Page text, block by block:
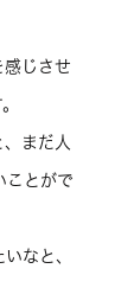
感じさせ
まだ人
ことがで
なと、